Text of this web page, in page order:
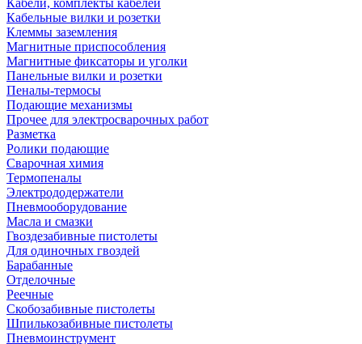
Кабели, комплекты кабелей
Кабельные вилки и розетки
Клеммы заземления
Магнитные приспособления
Магнитные фиксаторы и уголки
Панельные вилки и розетки
Пеналы-термосы
Подающие механизмы
Прочее для электросварочных работ
Разметка
Ролики подающие
Сварочная химия
Термопеналы
Электрододержатели
Пневмооборудование
Масла и смазки
Гвоздезабивные пистолеты
Для одиночных гвоздей
Барабанные
Отделочные
Реечные
Скобозабивные пистолеты
Шпилькозабивные пистолеты
Пневмоинструмент